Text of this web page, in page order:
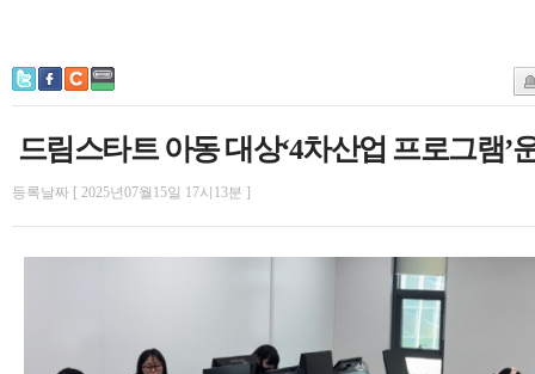
드림스타트 아동 대상‘4차산업 프로그램’
등록날짜 [ 2025년07월15일 17시13분 ]